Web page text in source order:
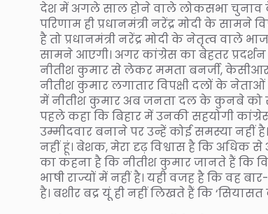
देश में अगले साल होने वाले लोकसभा चुनाव
परिणाम ही प्रधानमंत्री नरेंद्र मोदी के
है तो प्रधानमंत्री नरेंद्र मोदी के नेतृत्व
सामने आएगी। अगर कांग्रेस का बेहतर प्रदर्शन
नीतीश कुमार से लेकर ममता बनर्जी,
नीतीश कुमार लगातार विपक्षी दलों के
में नीतीश कुमार अब जनता दल के कुनबे को
पहले कहा कि बिहार में उनकी सहयोगी
उम्मीदवार बनाने पर उन्हें कोई समस्या नहीं
नहीं हूं। बेशक, मेरा दृढ़ विश्वास है कि अधिक से
का कहना है कि नीतीश कुमार जानते हैं कि
भाषी राज्यों में नहीं है। यही वजह है कि वह
है। बशीर बद्र यूं ही नहीं लिखते हैं कि